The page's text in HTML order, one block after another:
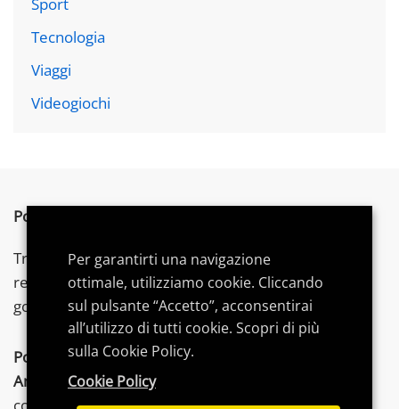
Sport
Tecnologia
Viaggi
Videogiochi
Postword.it
Troverai articoli su tecnologia,videogames
recensioni, consigli di acquisto eguidededicate per
goderti al meglio le tuepassioni.
Postword.itpartecipa al Programma Affiliazione
AmazonEU, un programma di affiliazione che
Per garantirti una navigazione
ottimale, utilizziamo cookie. Cliccando
sul pulsante “Accetto”, acconsentirai
all’utilizzo di tutti cookie. Scopri di più
sulla Cookie Policy.
Cookie Policy